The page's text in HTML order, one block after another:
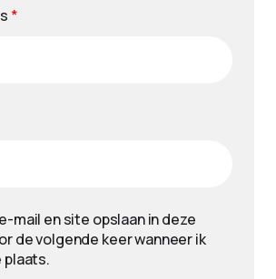
*
mail en site opslaan in deze
de volgende keer wanneer ik
plaats.